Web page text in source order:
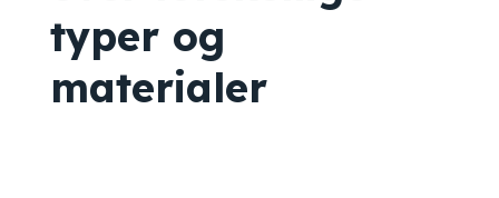
typer og
materialer